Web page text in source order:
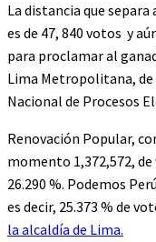
La distancia que separa
es de 47, 840 votos y
para proclamar al
Lima Metropolitana,
Nacional de Procesos
Renovación Popular,
momento 1,372,572,
26.290 %. Podemos
es decir, 25.373 % de
la alcaldía de Lima.